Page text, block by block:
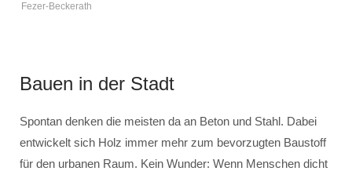
Fezer-Beckerath
Bauen in der Stadt
Spontan denken die meisten da an Beton und Stahl. Dabei
entwickelt sich Holz immer mehr zum bevorzugten Baustoff
für den urbanen Raum. Kein Wunder: Wenn Menschen dicht